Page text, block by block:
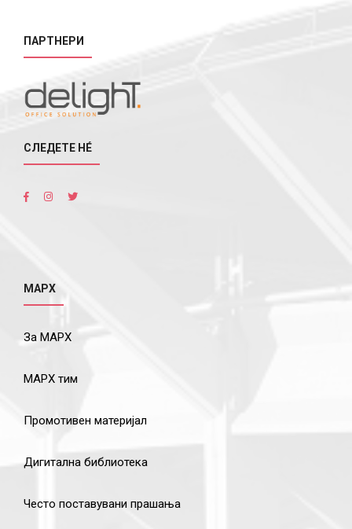
ПАРТНЕРИ
СЛЕДЕТЕ НÉ
МАРХ
За МАРХ
МАРХ тим
Промотивен материјал
Дигитална библиотека
Често поставувани прашања